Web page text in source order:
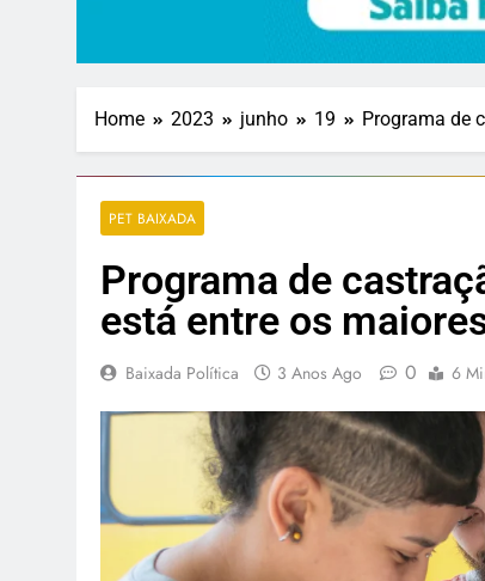
Home 2023 junho 19 Programa de
PET BAIXADA
Programa de
está entre os
Baixada Política 3 Anos Ago 0 6